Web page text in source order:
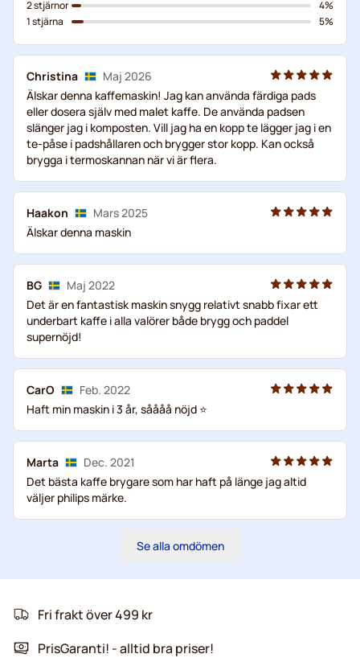
2 stjärnor
1 stjärna
4%
5%
Christina
Maj 2026
Älskar denna kaffemaskin! Jag kan använda färdiga pads
eller dosera själv med malet kaffe. De använda padsen
slänger jag i komposten. Vill jag ha en kopp te lägger jag i en
te-påse i padshållaren och brygger stor kopp. Kan också
brygga i termoskannan när vi är flera.
Haakon
Mars 2025
Älskar denna maskin
BG
Maj 2022
Det är en fantastisk maskin snygg relativt snabb fixar ett
underbart kaffe i alla valörer både brygg och paddel
supernöjd!
CarO
Feb. 2022
Haft min maskin i 3 år, såååå nöjd ⭐️
Marta
Dec. 2021
Det bästa kaffe brygare som har haft på länge jag altid
väljer philips märke.
Se alla omdömen
Fri frakt över 499 kr
PrisGaranti! - alltid bra priser!